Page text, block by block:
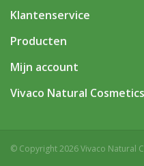
Klantenservice
Producten
Mijn account
Vivaco Natural Cosmetics
© Copyright 2026 Vivaco Natural